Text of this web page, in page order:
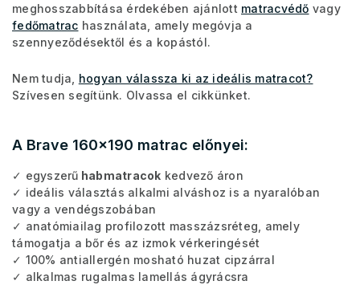
meghosszabbítása érdekében ajánlott matracvédő vagy
fedőmatrac használata, amely megóvja a
szennyeződésektől és a kopástól.
Nem tudja, hogyan válassza ki az ideális matracot?
Szívesen segítünk. Olvassa el cikkünket.
A Brave 160x190 matrac előnyei:
✓ egyszerű habmatracok kedvező áron
✓ ideális választás alkalmi alváshoz is a nyaralóban
vagy a vendégszobában
✓ anatómiailag profilozott masszázsréteg, amely
támogatja a bőr és az izmok vérkeringését
✓ 100% antiallergén mosható huzat cipzárral
✓ alkalmas rugalmas lamellás ágyrácsra